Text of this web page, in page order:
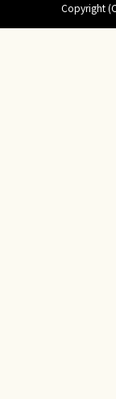
Copyright